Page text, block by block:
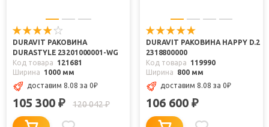
DURAVIT РАКОВИНА
DURASTYLE 23201000001-WG
Код товара
121681
Ширина
1000 мм
доставим 8.08 за 0₽
105 300 ₽ 120 042₽
DURAVIT РАКОВИНА HAPPY D.2
2318800000
Код товара
119990
Ширина
800 мм
доставим 8.08 за 0₽
106 600 ₽